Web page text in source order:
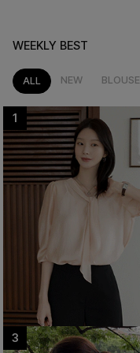
WEEKLY BEST
ALL NEW BLOUSE